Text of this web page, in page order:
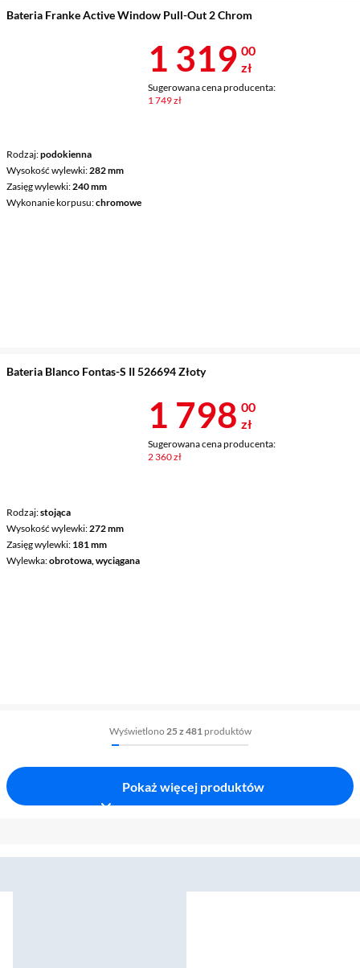
Bateria Franke Active Window Pull-Out 2 Chrom
Rodzaj podokienna
Wysokość wylewki 282 mm
Zasięg wylewki 240 mm
Wykonanie korpusu chromowe
Cena 1 319 zł
1 319 00
zł
Sugerowana cena producenta:
1 749 zł
Bateria Blanco Fontas-S II 526694 Złoty
Rodzaj stojąca
Wysokość wylewki 272 mm
Zasięg wylewki 181 mm
Wylewka obrotowa, wyciągana
Cena 1 798 zł
1 798 00
zł
Sugerowana cena producenta:
2 360 zł
Wyświetlono 25 z 481 produktów
Pokaż więcej produktów